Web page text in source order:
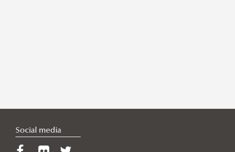
Social media